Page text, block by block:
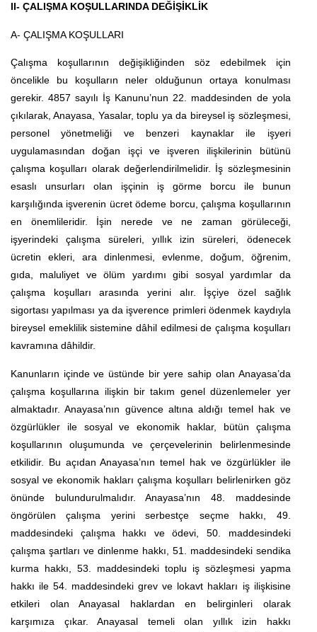
II- ÇALIŞMA KOŞULLARINDA DEĞİŞİKLİK
A- ÇALIŞMA KOŞULLARI
Çalışma koşullarının değişikliğinden söz edebilmek için
öncelikle bu koşulların neler olduğunun ortaya konulması
gerekir. 4857 sayılı İş Kanunu’nun 22. maddesinden de yola
çıkılarak, Anayasa, Yasalar, toplu ya da bireysel iş sözleşmesi,
personel yönetmeliği ve benzeri kaynaklar ile işyeri
uygulamasından doğan işçi ve işveren ilişkilerinin bütünü
çalışma koşulları olarak değerlendirilmelidir. İş sözleşmesinin
esaslı unsurları olan işçinin iş görme borcu ile bunun
karşılığında işverenin ücret ödeme borcu, çalışma koşullarının
en önemlileridir. İşin nerede ve ne zaman görüleceği,
işyerindeki çalışma süreleri, yıllık izin süreleri, ödenecek
ücretin ekleri, ara dinlenmesi, evlenme, doğum, öğrenim,
gıda, maluliyet ve ölüm yardımı gibi sosyal yardımlar da
çalışma koşulları arasında yerini alır. İşçiye özel sağlık
sigortası yapılması ya da işverence primleri ödenmek kaydıyla
bireysel emeklilik sistemine dâhil edilmesi de çalışma koşulları
kavramına dâhildir.
Kanunların içinde ve üstünde bir yere sahip olan Anayasa’da
çalışma koşullarına ilişkin bir takım genel düzenlemeler yer
almaktadır. Anayasa’nın güvence altına aldığı temel hak ve
özgürlükler ile sosyal ve ekonomik haklar, bütün çalışma
koşullarının oluşumunda ve çerçevelerinin belirlenmesinde
etkilidir. Bu açıdan Anayasa’nın temel hak ve özgürlükler ile
sosyal ve ekonomik hakları çalışma koşulları belirlenirken göz
önünde bulundurulmalıdır. Anayasa’nın 48. maddesinde
öngörülen çalışma yerini serbestçe seçme hakkı, 49.
maddesindeki çalışma hakkı ve ödevi, 50. maddesindeki
çalışma şartları ve dinlenme hakkı, 51. maddesindeki sendika
kurma hakkı, 53. maddesindeki toplu iş sözleşmesi yapma
hakkı ile 54. maddesindeki grev ve lokavt hakları iş ilişkisine
etkileri olan Anayasal haklardan en belirginleri olarak
karşımıza çıkar. Anayasal temeli olan yıllık izin hakkı